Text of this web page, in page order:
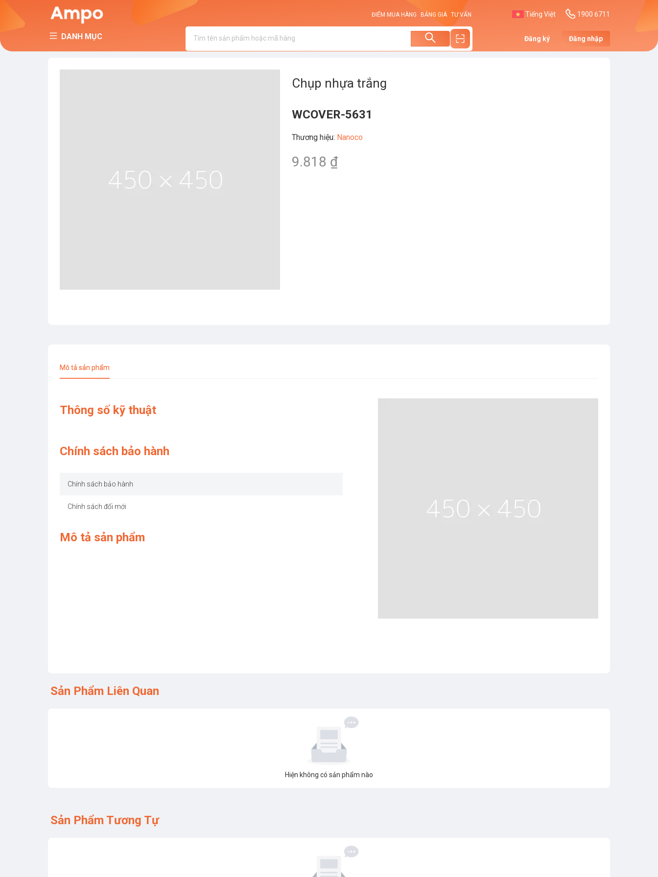
ĐIỂM MUA HÀNG BẢNG GIÁ TƯ VẤN Tiếng Việt 1900 6711
DANH MỤC Đăng ký Đăng nhập
Chụp nhựa trắng
WCOVER-5631
Thương hiệu: Nanoco
9.818 ₫
Mô tả sản phẩm
Thông số kỹ thuật
Chính sách bảo hành
Chính sách bảo hành
Chính sách đổi mới
Mô tả sản phẩm
Sản Phẩm Liên Quan
Hiện không có sản phẩm nào
Sản Phẩm Tương Tự